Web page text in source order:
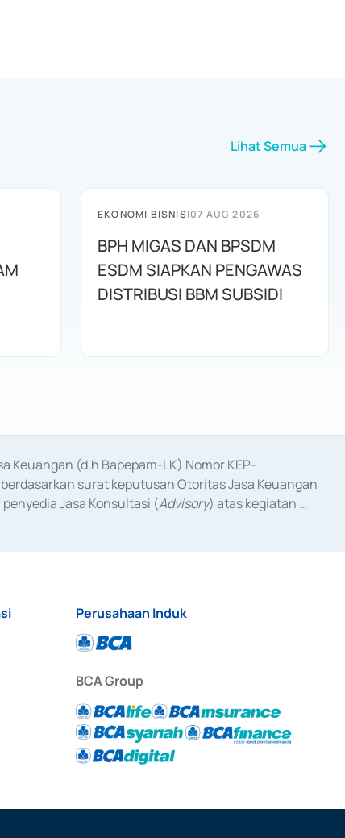
Lihat Semua
EKONOMI BISNIS|07 AUG 2026
BPH MIGAS DAN BPSDM
ESDM SIAPKAN PENGAWAS
DISTRIBUSI BBM SUBSIDI
Keuangan (d.h Bapepam-LK) Nomor KEP-
surat keputusan Otoritas Jasa Keuangan
Jasa Konsultasi (Advisory) atas kegiatan
Perusahaan Induk
BCA Group